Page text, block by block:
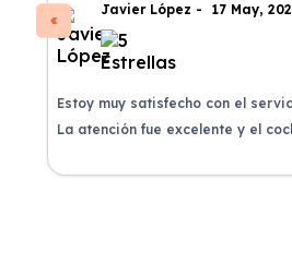
Javier López - 17 May,
Estoy muy satisfecho con el
La atención fue excelente y el